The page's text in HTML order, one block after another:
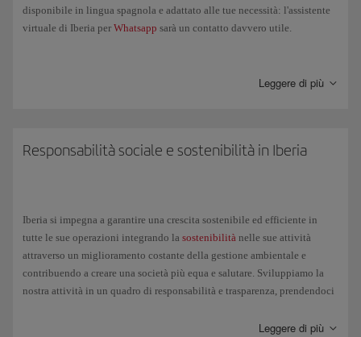
disponibile in lingua spagnola e adattato alle tue necessità: l'assistente
virtuale di Iberia per Whatsapp sarà un contatto davvero utile.
all'interno del bagaglio a mano, nastro di ritiro dei bagagli a
voli operati da Iberia, Iberia Express e Iberia Regional Air
Nostrum, ad eccezione del Ponte Aereo, alle stesse condizioni per
il check-in disponibili su iberia.com.
Leggere di più
Responsabilità sociale e sostenibilità in Iberia
Iberia si impegna a garantire una crescita sostenibile ed efficiente in
tutte le sue operazioni integrando la sostenibilità nelle sue attività
attraverso un miglioramento costante della gestione ambientale e
contribuendo a creare una società più equa e salutare. Sviluppiamo la
nostra attività in un quadro di responsabilità e trasparenza, prendendoci
Leggere di più